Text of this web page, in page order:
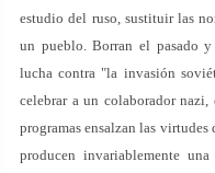
estudio del ruso, sustituir las
un pueblo. Borran el pasado
lucha contra "la invasión
celebrar a un colaborador nazi,
programas ensalzan las
producen invariablemente